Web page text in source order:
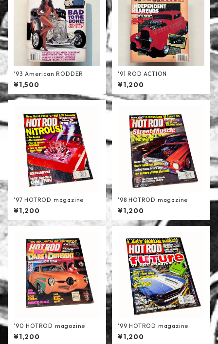
'93 American RODDER
¥1,500
'91 ROD ACTION
¥1,200
'97 HOTROD magazine
¥1,200
'98 HOTROD magazine
¥1,200
'90 HOTROD magazine
¥1,200
'99 HOTROD magazine
¥1,200